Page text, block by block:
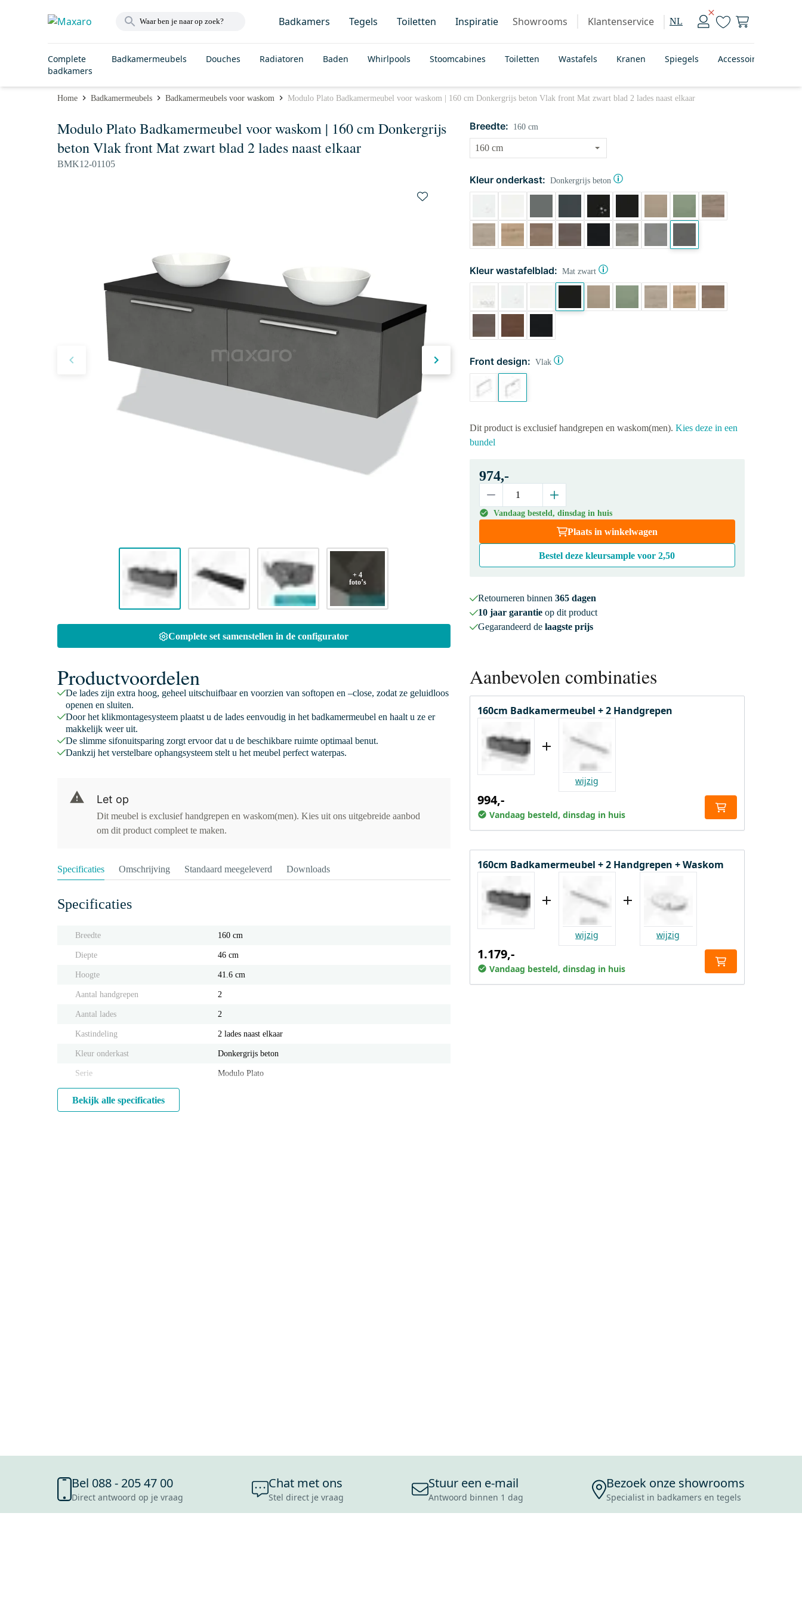
Badkamers Tegels Toiletten Inspiratie Showrooms Klantenservice NL
Complete
badkamers
Badkamermeubels Douches Radiatoren Baden Whirlpools Stoomcabines Toiletten Wastafels Kranen Spiegels Accessoires
Home Badkamermeubels Badkamermeubels voor waskom Modulo Plato Badkamermeubel voor waskom | 160 cm Donkergrijs beton Vlak front Mat zwart blad 2 lades naast elkaar
Modulo Plato Badkamermeubel voor waskom | 160 cm Donkergrijs
beton Vlak front Mat zwart blad 2 lades naast elkaar
BMK12-01105
+ 4
foto’s
Complete set samenstellen in de configurator
Dit product is exclusief handgrepen en waskom(men). Kies deze in een
bundel
Breedte: 160 cm
Kleur onderkast: Donkergrijs beton
Kleur wastafelblad: Mat zwart
Front design: Vlak
974,-
Vandaag besteld, dinsdag in huis
Plaats in winkelwagen
Bestel deze kleursample voor2,50
Retourneren binnen 365 dagen
10 jaar garantieop dit product
Gegarandeerd de laagste prijs
Productvoordelen
De lades zijn extra hoog, geheel uitschuifbaar en voorzien van softopen en –close, zodat ze geluidloos
openen en sluiten.
Door het klikmontagesysteem plaatst u de lades eenvoudig in het badkamermeubel en haalt u ze er
makkelijk weer uit.
De slimme sifonuitsparing zorgt ervoor dat u de beschikbare ruimte optimaal benut.
Dankzij het verstelbare ophangsysteem stelt u het meubel perfect waterpas.
Let op
Dit meubel is exclusief handgrepen en waskom(men). Kies uit ons uitgebreide aanbod
om dit product compleet te maken.
Specificaties Omschrijving Standaard meegeleverd Downloads
Specificaties
Breedte 160 cm
Diepte 46 cm
Hoogte 41.6 cm
Aantal handgrepen 2
Aantal lades 2
Kastindeling 2 lades naast elkaar
Kleur onderkast Donkergrijs beton
Serie Modulo Plato
Bekijk alle specificaties
Aanbevolen combinaties
160cm Badkamermeubel + 2 Handgrepen
wijzig
994,-
Vandaag besteld, dinsdag in huis
160cm Badkamermeubel + 2 Handgrepen + Waskom
wijzig wijzig
1.179,-
Vandaag besteld, dinsdag in huis
Bel 088 - 205 47 00
Direct antwoord op je vraag
Chat met ons
Stel direct je vraag
Stuur een e-mail
Antwoord binnen 1 dag
Bezoek onze showrooms
Specialist in badkamers en tegels